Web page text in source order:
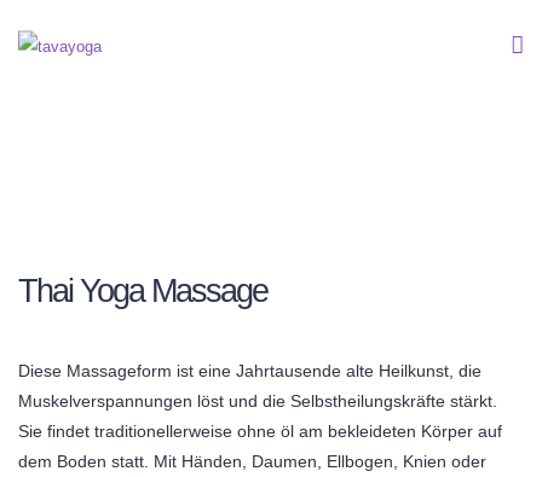
Thai Yoga Massage
Diese Massageform ist eine Jahrtausende alte Heilkunst, die
Muskelverspannungen löst und die Selbstheilungskräfte stärkt.
Sie findet traditionellerweise ohne öl am bekleideten Körper auf
dem Boden statt. Mit Händen, Daumen, Ellbogen, Knien oder